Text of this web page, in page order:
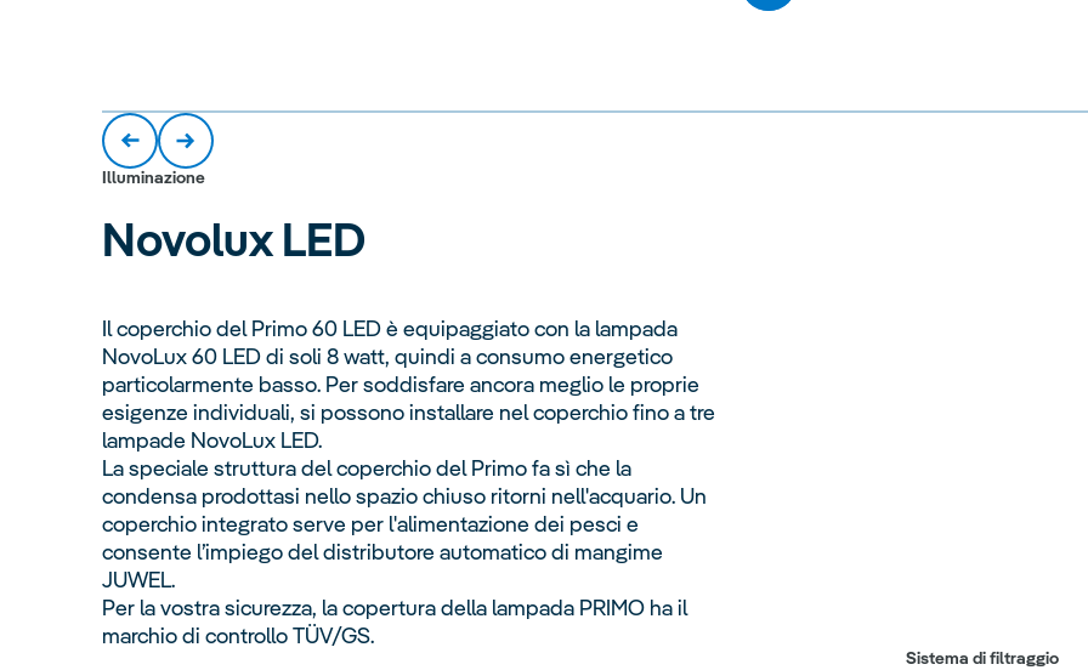
Illuminazione
NovoluxLED
Il coperchio del Primo 60 LED è equipaggiato con la lampada
NovoLux 60 LED di soli 8 watt, quindi a consumo energetico
particolarmente basso. Per soddisfare ancora meglio le proprie
esigenze individuali, si possono installare nel coperchio fino a tre
lampade NovoLux LED.
La speciale struttura del coperchio del Primo fa sì che la
condensa prodottasi nello spazio chiuso ritorni nell'acquario. Un
coperchio integrato serve per l'alimentazione dei pesci e
consente l’impiego del distributore automatico di mangime
JUWEL.
Per la vostra sicurezza, la copertura della lampada PRIMO ha il
marchio di controllo TÜV/GS.
Sistema di filtraggio